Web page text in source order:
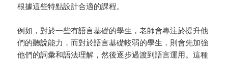
根據這些特點設計合適的課程。
例如，對於一些有語言基礎的學生，老師會專注於提升他
們的聽說能力，而對於語言基礎較弱的學生，則會先加強
他們的詞彙和語法理解，然後逐步過渡到語言運用。這種